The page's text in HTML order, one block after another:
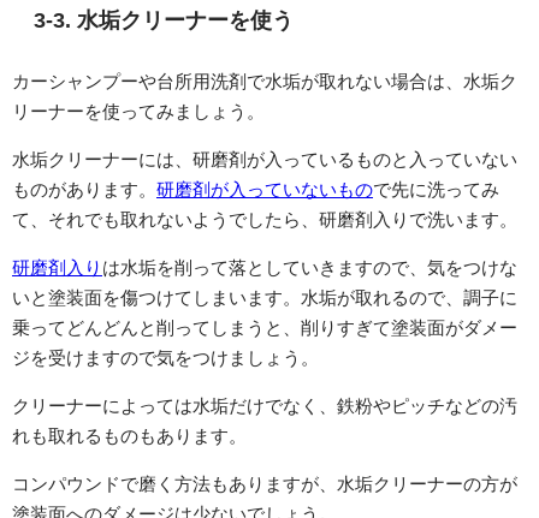
3-3. 水垢クリーナーを使う
カーシャンプーや台所用洗剤で水垢が取れない場合は、水垢ク
リーナーを使ってみましょう。
水垢クリーナーには、研磨剤が入っているものと入っていない
ものがあります。 研磨剤が入っていないもので先に洗ってみ
て、それでも取れないようでしたら、研磨剤入りで洗います。
研磨剤入り は水垢を削って落としていきますので、気をつけな
いと塗装面を傷つけてしまいます。水垢が取れるので、調子に
乗ってどんどんと削ってしまうと、削りすぎて塗装面がダメー
ジを受けますので気をつけましょう。
クリーナーによっては水垢だけでなく、鉄粉やピッチなどの汚
れも取れるものもあります。
コンパウンドで磨く方法もありますが、水垢クリーナーの方が
塗装面へのダメージは少ないでしょう。